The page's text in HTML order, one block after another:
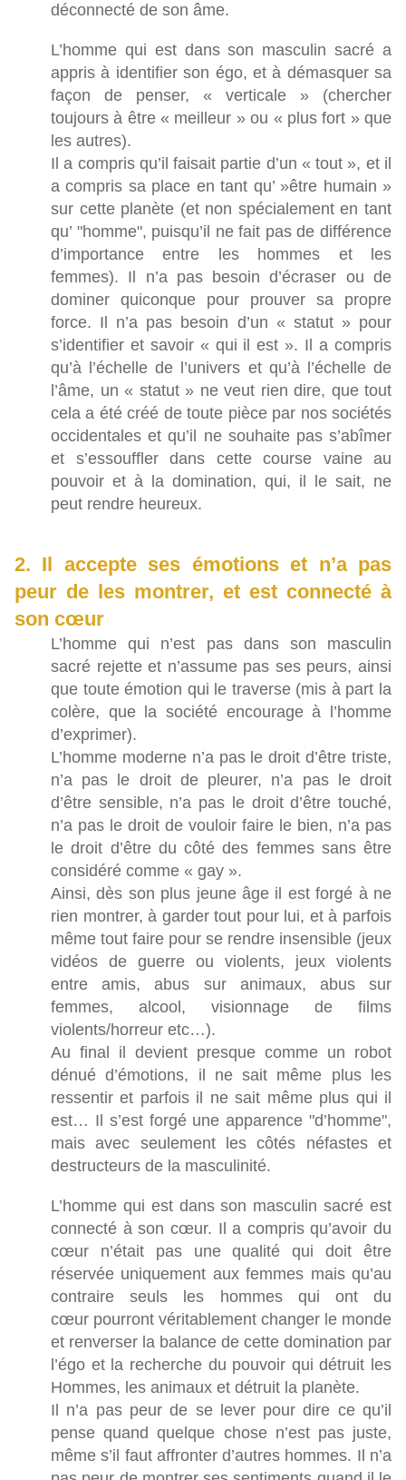
déconnecté de son âme.
L’homme qui est dans son masculin sacré a
appris à identifier son égo, et à démasquer sa
façon de penser, « verticale » (chercher
toujours à être « meilleur » ou « plus fort » que
les autres).
Il a compris qu’il faisait partie d’un « tout », et il
a compris sa place en tant qu’ »être humain »
sur cette planète (et non spécialement en tant
qu’ "homme", puisqu’il ne fait pas de différence
d’importance entre les hommes et les
femmes). Il n’a pas besoin d’écraser ou de
dominer quiconque pour prouver sa propre
force. Il n’a pas besoin d’un « statut » pour
s’identifier et savoir « qui il est ». Il a compris
qu’à l’échelle de l’univers et qu’à l’échelle de
l’âme, un « statut » ne veut rien dire, que tout
cela a été créé de toute pièce par nos sociétés
occidentales et qu’il ne souhaite pas s’abîmer
et s’essouffler dans cette course vaine au
pouvoir et à la domination, qui, il le sait, ne
peut rendre heureux.
2. Il accepte ses émotions et n’a pas
peur de les montrer, et est connecté à
son cœur
L’homme qui n’est pas dans son masculin
sacré rejette et n’assume pas ses peurs, ainsi
que toute émotion qui le traverse (mis à part la
colère, que la société encourage à l’homme
d’exprimer).
L’homme moderne n’a pas le droit d’être triste,
n’a pas le droit de pleurer, n’a pas le droit
d’être sensible, n’a pas le droit d’être touché,
n’a pas le droit de vouloir faire le bien, n’a pas
le droit d’être du côté des femmes sans être
considéré comme « gay ».
Ainsi, dès son plus jeune âge il est forgé à ne
rien montrer, à garder tout pour lui, et à parfois
même tout faire pour se rendre insensible (jeux
vidéos de guerre ou violents, jeux violents
entre amis, abus sur animaux, abus sur
femmes, alcool, visionnage de films
violents/horreur etc…).
Au final il devient presque comme un robot
dénué d’émotions, il ne sait même plus les
ressentir et parfois il ne sait même plus qui il
est… Il s’est forgé une apparence "d’homme",
mais avec seulement les côtés néfastes et
destructeurs de la masculinité.
L’homme qui est dans son masculin sacré est
connecté à son cœur. Il a compris qu’avoir du
cœur n’était pas une qualité qui doit être
réservée uniquement aux femmes mais qu’au
contraire seuls les hommes qui ont du
cœur pourront véritablement changer le monde
et renverser la balance de cette domination par
l’égo et la recherche du pouvoir qui détruit les
Hommes, les animaux et détruit la planète.
Il n’a pas peur de se lever pour dire ce qu’il
pense quand quelque chose n’est pas juste,
même s’il faut affronter d’autres hommes. Il n’a